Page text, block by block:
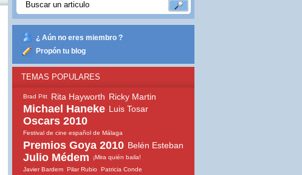
¿ Aún no eres miembro ?
Propón tu blog
TEMAS POPULARES
Brad Pitt Rita Hayworth Ricky Martin
Michael Haneke Luis Tosar
Oscars 2010
Festival de cine español de Málaga
Premios Goya 2010 Belén Esteban
Julio Médem
¡Mira quién baila!
Javier Bardem Pilar Rubio Patricia Conde